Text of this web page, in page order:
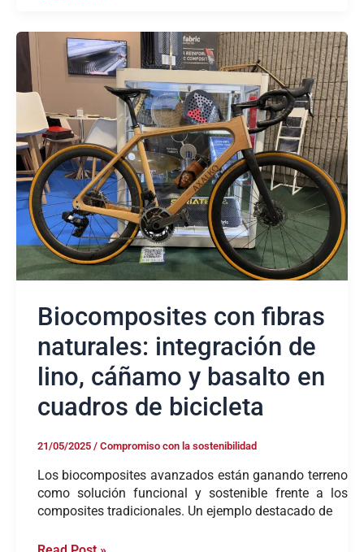
Biocomposites con fibras
naturales: integración de
lino, cáñamo y basalto en
cuadros de bicicleta
21/05/2025 / Compromiso con la sostenibilidad
Los biocomposites avanzados están ganando terreno
como solución funcional y sostenible frente a los
composites tradicionales. Un ejemplo destacado de
Biocomposites
fibras
naturales:
integración
de
lino,
cáñamo
y
basalto
en
cuadros
de
bicicleta